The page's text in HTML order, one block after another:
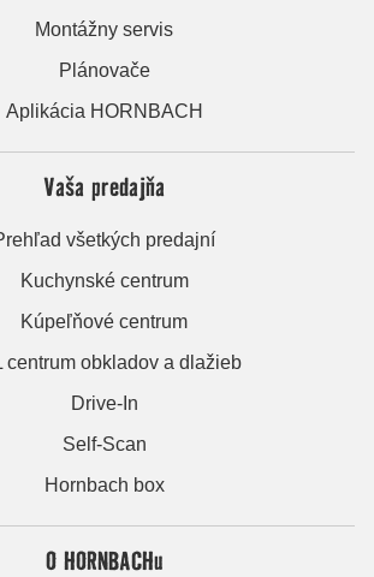
Montážny servis
Plánovače
Aplikácia HORNBACH
Vaša predajňa
všetkých predajní
Kuchynské centrum
Kúpeľňové centrum
centrum obkladov a dlažieb
Drive-In
Self-Scan
Hornbach box
O HORNBACHu